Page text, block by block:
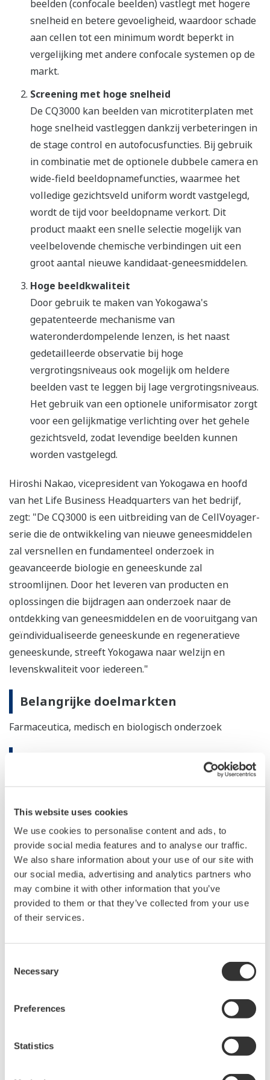
This website uses cookies
We use cookies to personalise content and ads, to
provide social media features and to analyse our traffic.
We also share information about your use of our site with
our social media, advertising and analytics partners who
may combine it with other information that you’ve
provided to them or that they’ve collected from your use
of their services.
Selection
Necessary
Preferences
Statistics
beelden (confocale beelden) vastlegt met hogere
snelheid en betere gevoeligheid, waardoor schade
aan cellen tot een minimum wordt beperkt in
vergelijking met andere confocale systemen op de
markt.
Screening met hoge snelheid
De CQ3000 kan beelden van microtiterplaten met
hoge snelheid vastleggen dankzij verbeteringen in
de stage control en autofocusfuncties. Bij gebruik
in combinatie met de optionele dubbele camera en
wide-field beeldopnamefuncties, waarmee het
volledige gezichtsveld uniform wordt vastgelegd,
wordt de tijd voor beeldopname verkort. Dit
product maakt een snelle selectie mogelijk van
veelbelovende chemische verbindingen uit een
groot aantal nieuwe kandidaat-geneesmiddelen.
Hoge beeldkwaliteit
Door gebruik te maken van Yokogawa's
gepatenteerde mechanisme van
wateronderdompelende lenzen, is het naast
gedetailleerde observatie bij hoge
vergrotingsniveaus ook mogelijk om heldere
beelden vast te leggen bij lage vergrotingsniveaus.
Het gebruik van een optionele uniformisator zorgt
voor een gelijkmatige verlichting over het gehele
gezichtsveld, zodat levendige beelden kunnen
worden vastgelegd.
Hiroshi Nakao, vicepresident van Yokogawa en hoofd
van het Life Business Headquarters van het bedrijf,
zegt: "De CQ3000 is een uitbreiding van de CellVoyager-
serie die de ontwikkeling van nieuwe geneesmiddelen
zal versnellen en fundamenteel onderzoek in
geavanceerde biologie en geneeskunde zal
stroomlijnen. Door het leveren van producten en
oplossingen die bijdragen aan onderzoek naar de
ontdekking van geneesmiddelen en de vooruitgang van
geïndividualiseerde geneeskunde en regeneratieve
geneeskunde, streeft Yokogawa naar welzijn en
levenskwaliteit voor iedereen."
Belangrijke doelmarkten
Farmaceutica, medisch en biologisch onderzoek
Ontdekking van geneesmiddelen
Fundamenteel onderzoek op gebieden zoals
geneeskunde, pathologie, anatomie en biologie
Voor meer informatie
CellVoyager analysesysteem met hoog gehalte CQ3000
Over CellVoyager
Afhankelijk van de wensen van de klant kunnen
celobservatieapparatuur (CV8000, CQ1, CQ3000) en
beeldanalysesoftware (CellPathfinder) combineren.
Deze HCA-systemen maken hogesnelheidsscreening
mogelijk en bestaan uit een confocale scannereenheid